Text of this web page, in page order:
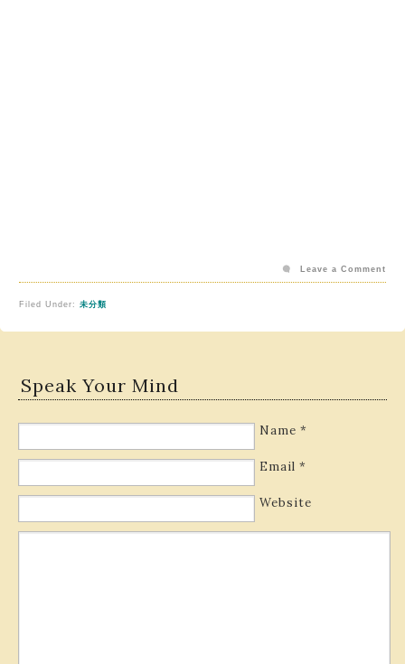
Filed Under: 未分類
Leave a Comment
Speak Your Mind
Name *
Email *
Website